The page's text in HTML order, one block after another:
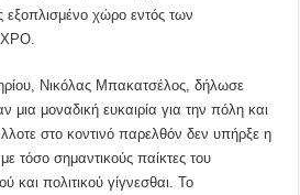
χώρο εντός των
Νικόλας Μπακατσέλος, δήλωσε
μια μοναδική ευκαιρία για την πόλη και
στο κοντινό παρελθόν δεν υπήρξε η
τόσο σημαντικούς παίκτες του
και πολιτικού γίγνεσθαι. Το